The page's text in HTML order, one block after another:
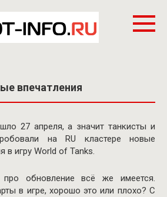
впечатления
27 апреля, а значит танкисты и
на RU кластере новые
в игру World of Tanks.
обновление всё же имеется.
в игре, хорошо это или плохо? С